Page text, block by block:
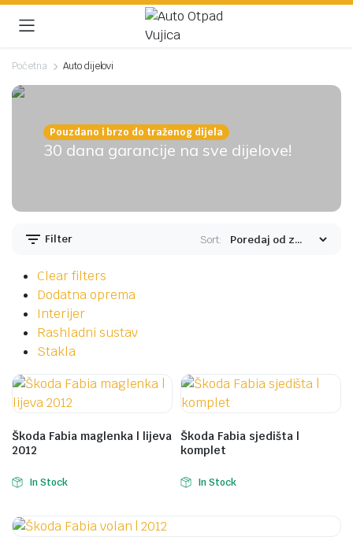
Početna Auto dijelovi
Pouzdano i brzo do traženog dijela
30 dana garancije na sve dijelove!
Filter Sort:
Clear filters
Dodatna oprema
Interijer
Rashladni sustav
Stakla
Škoda Fabia maglenka | lijeva
2012
In Stock
Škoda Fabia sjedišta |
komplet
In Stock